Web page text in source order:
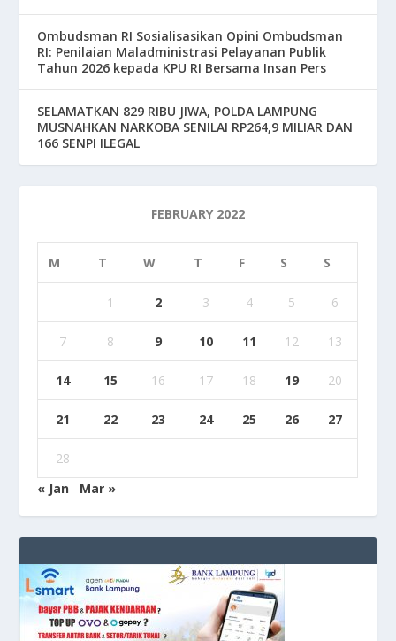
Ombudsman RI Sosialisasikan Opini Ombudsman
RI: Penilaian Maladministrasi Pelayanan Publik
Tahun 2026 kepada KPU RI Bersama Insan Pers
SELAMATKAN 829 RIBU JIWA, POLDA LAMPUNG
MUSNAHKAN NARKOBA SENILAI RP264,9 MILIAR DAN
166 SENPI ILEGAL
FEBRUARY 2022
M T W T F S S
1 2 3 4 5 6
7 8 9 10 11 12 13
14 15 16 17 18 19 20
21 22 23 24 25 26 27
28
« Jan
Mar »